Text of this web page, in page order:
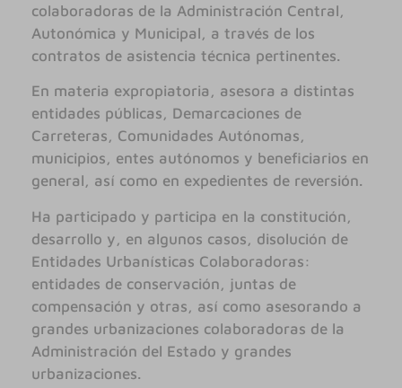
colaboradoras de la Administración Central,
Autonómica y Municipal, a través de los
contratos de asistencia técnica pertinentes.
En materia expropiatoria, asesora a distintas
entidades públicas, Demarcaciones de
Carreteras, Comunidades Autónomas,
municipios, entes autónomos y beneficiarios en
general, así como en expedientes de reversión.
Ha participado y participa en la constitución,
desarrollo y, en algunos casos, disolución de
Entidades Urbanísticas Colaboradoras:
entidades de conservación, juntas de
compensación y otras, así como asesorando a
grandes urbanizaciones colaboradoras de la
Administración del Estado y grandes
urbanizaciones.